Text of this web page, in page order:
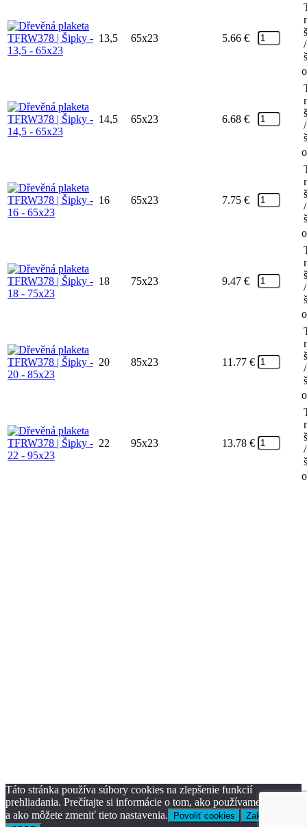
13,5 65x23 5.66 €
/
14,5 65x23 6.68 €
/
16 65x23 7.75 €
/
18 75x23 9.47 €
/
20 85x23 11.77 €
/
22 95x23 13.78 €
/
Táto stránka používa súbory cookies na zlepšenie funkcií
prehliadania. Prečítajte si informácie o tom, ako používame cookies
a ako môžete zmeniť tieto nastavenia.
Povoliť cookies
Zakázať